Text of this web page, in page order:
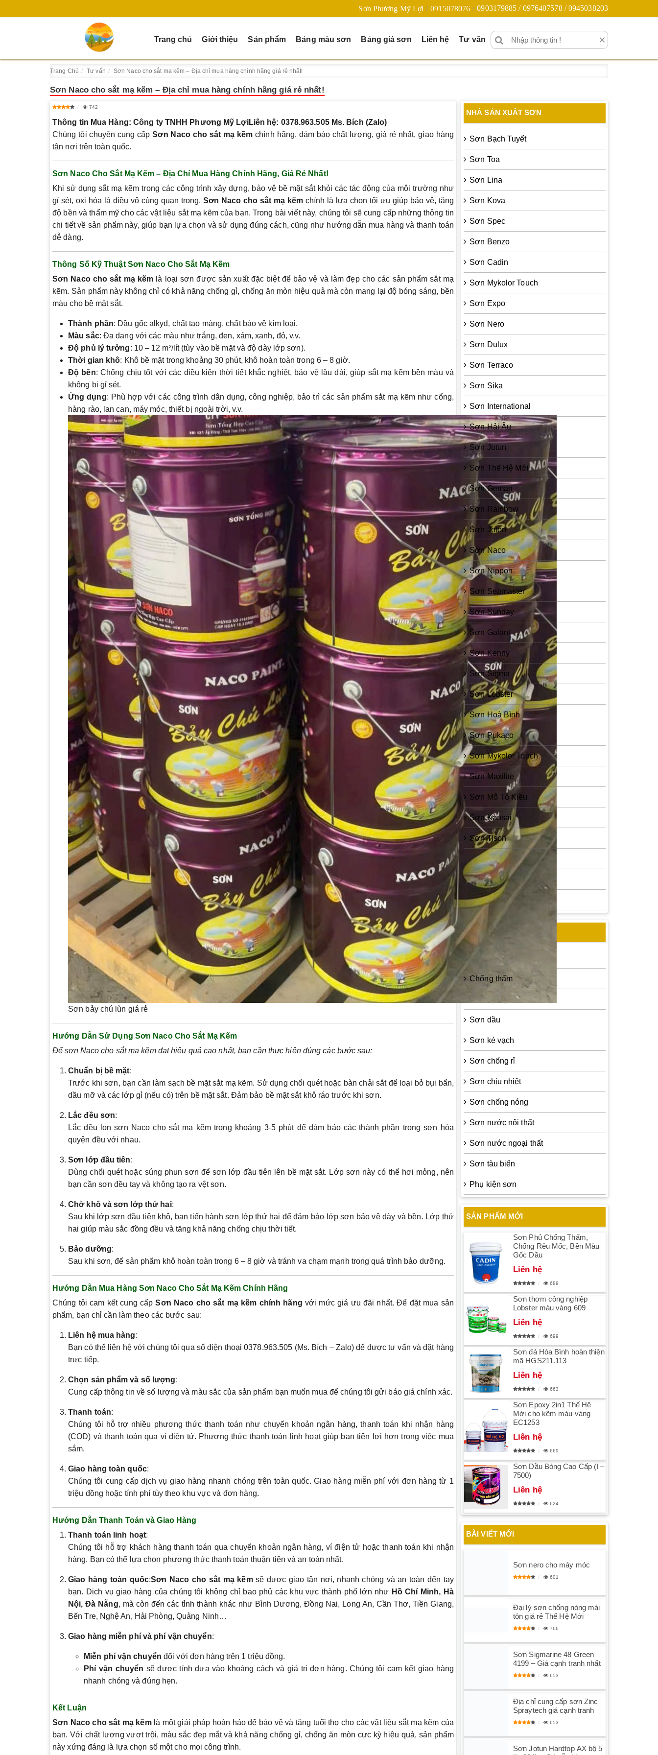
Sơn Phương Mỹ Lợi 0915078076 0903179885 / 0976407578 / 0945038203
Trang chủ Giới thiệu Sản phẩm Bảng màu sơn Bảng giá sơn Liên hệ Tư vấn ×
Trang Chủ Tư vấn Sơn Naco cho sắt mạ kẽm – Địa chỉ mua hàng chính hãng giá rẻ nhất!
Sơn Naco cho sắt mạ kẽm – Địa chỉ mua hàng chính hãng giá rẻ nhất!
742
Thông tin Mua Hàng: Công ty TNHH Phương Mỹ LợiLiên hệ: 0378.963.505 Ms. Bích (Zalo)
Chúng tôi chuyên cung cấpSơn Naco cho sắt mạ kẽm chính hãng, đảm bảo chất lượng, giá rẻ nhất, giao hàng
tận nơi trên toàn quốc.
Sơn Naco Cho Sắt Mạ Kẽm – Địa Chỉ Mua Hàng Chính Hãng, Giá Rẻ Nhất!
Khi sử dụng sắt mạ kẽm trong các công trình xây dựng, bảo vệ bề mặt sắt khỏi các tác động của môi trường như
gỉ sét, oxi hóa là điều vô cùng quan trọng. Sơn Naco cho sắt mạ kẽm chính là lựa chọn tối ưu giúp bảo vệ, tăng
độ bền và thẩm mỹ cho các vật liệu sắt mạ kẽm của bạn. Trong bài viết này, chúng tôi sẽ cung cấp những thông tin
chi tiết về sản phẩm này, giúp bạn lựa chọn và sử dụng đúng cách, cũng như hướng dẫn mua hàng và thanh toán
dễ dàng.
Thông Số Kỹ Thuật Sơn Naco Cho Sắt Mạ Kẽm
Sơn Naco cho sắt mạ kẽm là loại sơn được sản xuất đặc biệt để bảo vệ và làm đẹp cho các sản phẩm sắt mạ
kẽm. Sản phẩm này không chỉ có khả năng chống gỉ, chống ăn mòn hiệu quả mà còn mang lại độ bóng sáng, bền
màu cho bề mặt sắt.
Thành phần: Dầu gốc alkyd, chất tạo màng, chất bảo vệ kim loại.
Màu sắc: Đa dạng với các màu như trắng, đen, xám, xanh, đỏ, v.v.
Độ phủ lý tưởng: 10 – 12 m²/lít (tùy vào bề mặt và độ dày lớp sơn).
Thời gian khô: Khô bề mặt trong khoảng 30 phút, khô hoàn toàn trong 6 – 8 giờ.
Độ bền: Chống chịu tốt với các điều kiện thời tiết khắc nghiệt, bảo vệ lâu dài, giúp sắt mạ kẽm bền màu và
không bị gỉ sét.
Ứng dụng: Phù hợp với các công trình dân dụng, công nghiệp, bảo trì các sản phẩm sắt mạ kẽm như cổng,
hàng rào, lan can, máy móc, thiết bị ngoài trời, v.v.
Sơn bảy chú lùn giá rẻ
Hướng Dẫn Sử Dụng Sơn Naco Cho Sắt Mạ Kẽm
Để sơn Naco cho sắt mạ kẽm đạt hiệu quả cao nhất, bạn cần thực hiện đúng các bước sau:
Chuẩn bị bề mặt:
Trước khi sơn, bạn cần làm sạch bề mặt sắt mạ kẽm. Sử dụng chổi quét hoặc bàn chải sắt để loại bỏ bụi bẩn,
dầu mỡ và các lớp gỉ (nếu có) trên bề mặt sắt. Đảm bảo bề mặt sắt khô ráo trước khi sơn.
Lắc đều sơn:
Lắc đều lon sơn Naco cho sắt mạ kẽm trong khoảng 3-5 phút để đảm bảo các thành phần trong sơn hòa
quyện đều với nhau.
Sơn lớp đầu tiên:
Dùng chổi quét hoặc súng phun sơn để sơn lớp đầu tiên lên bề mặt sắt. Lớp sơn này có thể hơi mỏng, nên
bạn cần sơn đều tay và không tạo ra vệt sơn.
Chờ khô và sơn lớp thứ hai:
Sau khi lớp sơn đầu tiên khô, bạn tiến hành sơn lớp thứ hai để đảm bảo lớp sơn bảo vệ dày và bền. Lớp thứ
hai giúp màu sắc đồng đều và tăng khả năng chống chịu thời tiết.
Bảo dưỡng:
Sau khi sơn, để sản phẩm khô hoàn toàn trong 6 – 8 giờ và tránh va chạm mạnh trong quá trình bảo dưỡng.
Hướng Dẫn Mua Hàng Sơn Naco Cho Sắt Mạ Kẽm Chính Hãng
Chúng tôi cam kết cung cấpSơn Naco cho sắt mạ kẽm chính hãng với mức giá ưu đãi nhất. Để đặt mua sản
phẩm, bạn chỉ cần làm theo các bước sau:
Liên hệ mua hàng:
Bạn có thể liên hệ với chúng tôi qua số điện thoại 0378.963.505 (Ms. Bích – Zalo) để được tư vấn và đặt hàng
trực tiếp.
Chọn sản phẩm và số lượng:
Cung cấp thông tin về số lượng và màu sắc của sản phẩm bạn muốn mua để chúng tôi gửi báo giá chính xác.
Thanh toán:
Chúng tôi hỗ trợ nhiều phương thức thanh toán như chuyển khoản ngân hàng, thanh toán khi nhận hàng
(COD) và thanh toán qua ví điện tử. Phương thức thanh toán linh hoạt giúp bạn tiện lợi hơn trong việc mua
sắm.
Giao hàng toàn quốc:
Chúng tôi cung cấp dịch vụ giao hàng nhanh chóng trên toàn quốc. Giao hàng miễn phí với đơn hàng từ 1
triệu đồng hoặc tính phí tùy theo khu vực và đơn hàng.
Hướng Dẫn Thanh Toán và Giao Hàng
Thanh toán linh hoạt:
Chúng tôi hỗ trợ khách hàng thanh toán qua chuyển khoản ngân hàng, ví điện tử hoặc thanh toán khi nhận
hàng. Bạn có thể lựa chọn phương thức thanh toán thuận tiện và an toàn nhất.
Giao hàng toàn quốc:Sơn Naco cho sắt mạ kẽmsẽ được giao tận nơi, nhanh chóng và an toàn đến tay
bạn. Dịch vụ giao hàng của chúng tôi không chỉ bao phủ các khu vực thành phố lớn như Hồ Chí Minh, Hà
Nội, Đà Nẵng, mà còn đến các tỉnh thành khác như Bình Dương, Đồng Nai, Long An, Cần Thơ, Tiền Giang,
Bến Tre, Nghệ An, Hải Phòng, Quảng Ninh…
Giao hàng miễn phí và phí vận chuyển:
Miễn phí vận chuyển đối với đơn hàng trên 1 triệu đồng.
Phí vận chuyển sẽ được tính dựa vào khoảng cách và giá trị đơn hàng. Chúng tôi cam kết giao hàng
nhanh chóng và đúng hẹn.
Kết Luận
Sơn Naco cho sắt mạ kẽmlà một giải pháp hoàn hảo để bảo vệ và tăng tuổi thọ cho các vật liệu sắt mạ kẽm của
bạn. Với chất lượng vượt trội, màu sắc đẹp mắt và khả năng chống gỉ, chống ăn mòn cực kỳ hiệu quả, sản phẩm
này xứng đáng là lựa chọn số một cho mọi công trình.
NHÀ SẢN XUẤT SƠN
Sơn Bạch Tuyết
Sơn Toa
Sơn Lina
Sơn Kova
Sơn Spec
Sơn Benzo
Sơn Cadin
Sơn Mykolor Touch
Sơn Expo
Sơn Nero
Sơn Dulux
Sơn Terraco
Sơn Sika
Sơn International
Sơn Hải Âu
Sơn Jotun
Sơn Thế Hệ Mới
Sơn Geman
Sơn Rainbow
Sơn Joton
Sơn Naco
Sơn Nippon
Sơn Seamaster
Sơn Sunday
Sơn Galant
Sơn Kenny
Sơn Sigma
Sơn Lobster
Sơn Hoà Bình
Sơn Pukaco
Sơn Mykolor Touch
Sơn Maxilite
Sơn Mô Tô Kiều
Sơn Kansai
Sơn Tison
Sơn Zinc Guard
Sơn epoxy Á Đông
Sơn chống rỉ Sumo
CHỦNG LOẠI SƠN
Bột trét tường
Chống thấm
Sơn epoxy cho sắt thép
Sơn dầu
Sơn kẻ vạch
Sơn chống rỉ
Sơn chịu nhiệt
Sơn chống nóng
Sơn nước nội thất
Sơn nước ngoại thất
Sơn tàu biển
Phụ kiện sơn
SẢN PHẨM MỚI
Sơn Phủ Chống Thấm,
Chống Rêu Mốc, Bền Màu
Gốc Dầu
Liên hệ
689
Sơn thơm công nghiệp
Lobster màu vàng 609
Liên hệ
699
Sơn đá Hòa Bình hoàn thiện
mã HGS211.113
Liên hệ
663
Sơn Epoxy 2in1 Thế Hệ
Mới cho kẽm màu vàng
EC1253
Liên hệ
669
Sơn Dầu Bóng Cao Cấp (I –
7500)
Liên hệ
624
BÀI VIẾT MỚI
Sơn nero cho máy móc
601
Đại lý sơn chống nóng mái
tôn giá rẻ Thế Hệ Mới
766
Sơn Sigmarine 48 Green
4199 – Giá cạnh tranh nhất
653
Địa chỉ cung cấp sơn Zinc
Spraytech giá cạnh tranh
653
Sơn Jotun Hardtop AX bộ 5